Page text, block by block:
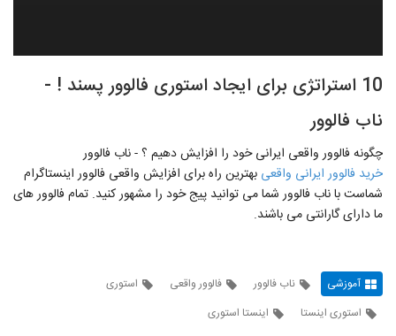
10 استراتژی برای ایجاد استوری فالوور پسند ! -
ناب فالوور
چگونه فالوور واقعی ایرانی خود را افزایش دهیم ؟ - ناب فالوور
خرید فالوور ایرانی واقعی بهترین راه برای افزایش واقعی فالوور اینستاگرام
شماست با ناب فالوور شما می توانید پیج خود را مشهور کنید. تمام فالوور های
ما دارای گارانتی می باشند.
آموزشی ناب فالوور فالوور واقعی
استوری
استوری اینستا
اینستا استوری